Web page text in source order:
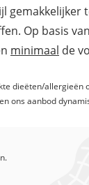
Op basis
minimaal de
dieëten/allergieën
ons aanbod